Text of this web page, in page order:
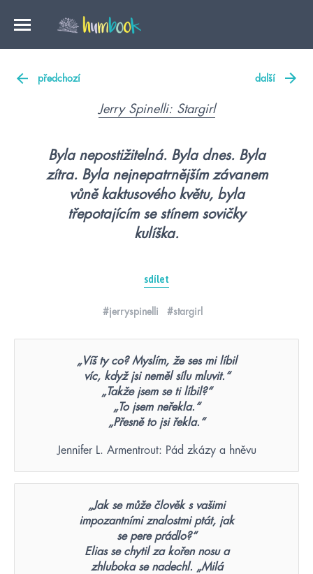
předchozí další
Jerry Spinelli: Stargirl
Byla nepostižitelná. Byla dnes. Byla
zítra. Byla nejnepatrnějším závanem
vůně kaktusového květu, byla
třepotajícím se stínem sovičky
kulíška.
sdílet
#jerryspinelli #stargirl
„Víš ty co? Myslím, že ses mi líbil
víc, když jsi neměl sílu mluvit.“
„Takže jsem se ti líbil?“
„To jsem neřekla.“
„Přesně to jsi řekla.“
Jennifer L. Armentrout: Pád zkázy a hněvu
„Jak se může člověk s vašimi
impozantními znalostmi ptát, jak
se pere prádlo?“
Elias se chytil za kořen nosu a
zhluboka se nadechl. „Milá